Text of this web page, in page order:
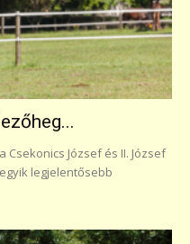
József és II. József
legjelentősebb